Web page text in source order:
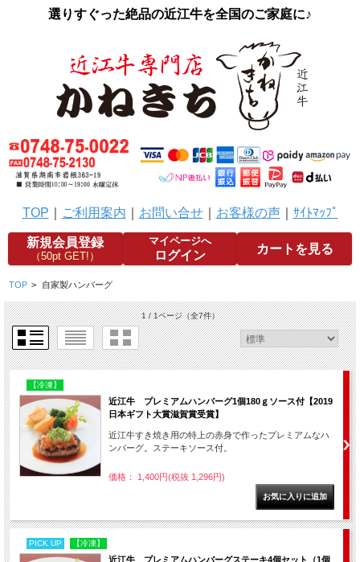
選りすぐった絶品の近江牛を全国のご家庭に♪
TOP ご利用案内 お問い合せ｜ お客様の声｜ ｻｲﾄﾏｯﾌﾟ
新規会員登録
（50pt GET!）
マイページへ
ログイン カートを見る
TOP > 自家製ハンバーグ
1 / 1ページ（全7件）
【冷凍】
近江牛 プレミアムハンバーグ1個180ｇソース付【2019
日本ギフト大賞滋賀賞受賞】
近江牛すき焼き用の特上の赤身で作ったプレミアムなハ
ンバーグ。ステーキソース付。
価格： 1,400円(税抜 1,296円)
PICK UP 【冷凍】
近江牛 プレミアムハンバーグステーキ4個セット（1個